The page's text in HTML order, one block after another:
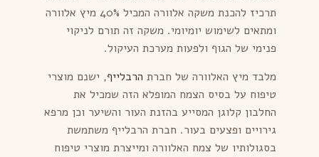
תרכיז להכנת משקה אלוורה המכיל 40% מיץ אלוורה
ומתאים לשימוש יומיומי. משקה זה תורם לניקוי
פנימי של הגוף ולפעות מערכת העיקול.
מלבד מיץ האלוורה של חברת הרבלייף, ישנם מוצרי
טיפוח על בסיס הצמח המופלא הזה שמכיל את
החלבון קלוגן המסייע בהזנת העור והשיער וכן מרפא
גירויים ופצעים בעור. חברת הרבלייף משתמשת
בסגולותיו של צמח האלוורה ומייצרת מוצרי טיפוח